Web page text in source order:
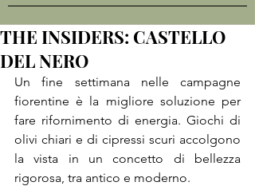
THE INSIDERS: CASTELLO
DEL NERO
Un fine settimana nelle campagne
fiorentine è la migliore soluzione per
fare rifornimento di energia. Giochi di
olivi chiari e di cipressi scuri accolgono
la vista in un concetto di bellezza
rigorosa, tra antico e moderno.